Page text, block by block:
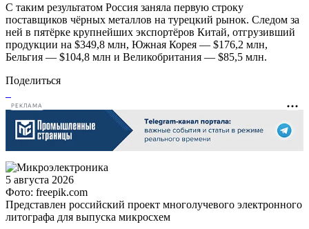
С таким результатом Россия заняла первую строку
поставщиков чёрных металлов на турецкий рынок. Следом за
ней в пятёрке крупнейших экспортёров Китай, отгрузивший
продукции на $349,8 млн, Южная Корея — $176,2 млн,
Бельгия — $104,8 млн и Великобритания — $85,5 млн.
Поделиться
РЕКЛАМА
5 августа 2026
Фото: freepik.com
Представлен российский проект многолучевого электронного
литографа для выпуска микросхем